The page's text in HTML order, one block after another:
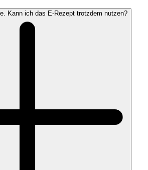
Kann ich das E-Rezept trotzdem nutzen?